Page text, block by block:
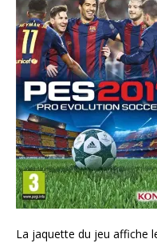
La jaquette du jeu affiche